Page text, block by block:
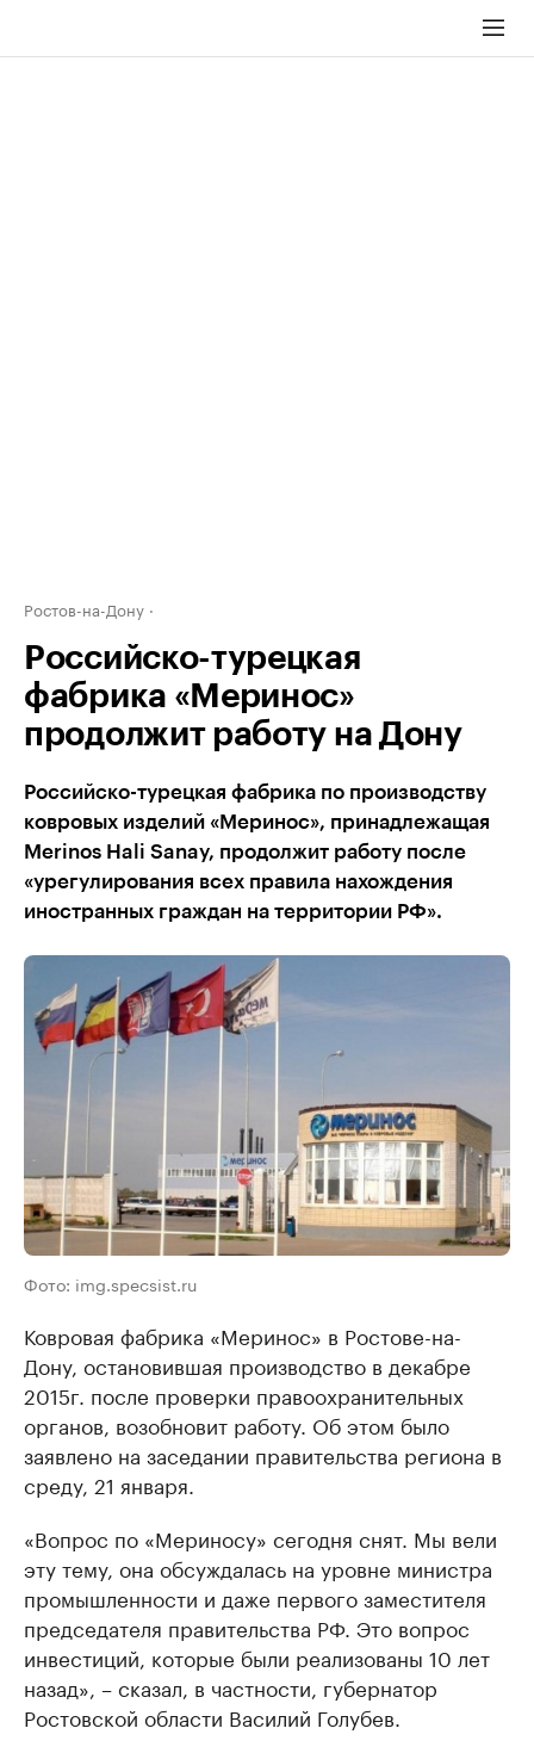
Ростов-на-Дону
Российско-турецкая
фабрика «Меринос»
продолжит работу на Дону
Российско-турецкая фабрика по производству
ковровых изделий «Меринос», принадлежащая
Merinos Hali Sanay, продолжит работу после
«урегулирования всех правила нахождения
иностранных граждан на территории РФ».
Фото: img.specsist.ru
Ковровая фабрика «Меринос» в Ростове-на-
Дону, остановившая производство в декабре
2015г. после проверки правоохранительных
органов, возобновит работу. Об этом было
заявлено на заседании правительства региона в
среду, 21 января.
«Вопрос по «Мериносу» сегодня снят. Мы вели
эту тему, она обсуждалась на уровне министра
промышленности и даже первого заместителя
председателя правительства РФ. Это вопрос
инвестиций, которые были реализованы 10 лет
назад», – сказал, в частности, губернатор
Ростовской области Василий Голубев.